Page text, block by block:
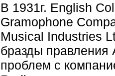
В 1931г. English
Gramophone
Musical Industries
бразды правления
проблем с